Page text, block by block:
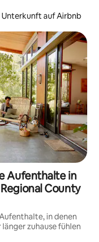
Unterkunft auf Airbnb
Aufenthalte in
County
in denen
zuhause fühlen